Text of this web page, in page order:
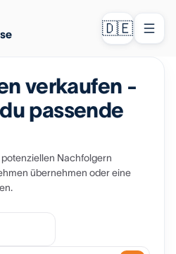
🇩🇪
verkaufen -
passende
Nachfolgern
übernehmen oder eine